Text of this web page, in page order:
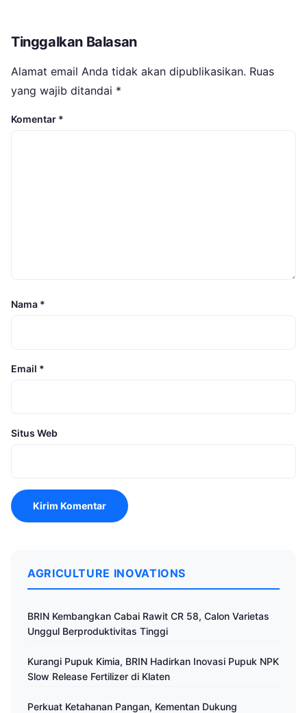
Tinggalkan Balasan
Alamat email Anda tidak akan dipublikasikan. Ruas
yang wajib ditandai *
Komentar *
Nama *
Email *
Situs Web
AGRICULTURE INOVATIONS
BRIN Kembangkan Cabai Rawit CR 58, Calon Varietas
Unggul Berproduktivitas Tinggi
Kurangi Pupuk Kimia, BRIN Hadirkan Inovasi Pupuk NPK
Slow Release Fertilizer di Klaten
Perkuat Ketahanan Pangan, Kementan Dukung